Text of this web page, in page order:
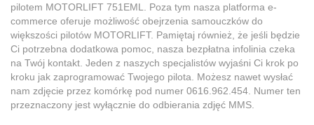
pilotem MOTORLIFT 751EML. Poza tym nasza platforma e-
commerce oferuje możliwość obejrzenia samouczków do
większości pilotów MOTORLIFT. Pamiętaj również, że jeśli będzie
Ci potrzebna dodatkowa pomoc, nasza bezpłatna infolinia czeka
na Twój kontakt. Jeden z naszych specjalistów wyjaśni Ci krok po
kroku jak zaprogramować Twojego pilota. Możesz nawet wysłać
nam zdjęcie przez komórkę pod numer 0616.962.454. Numer ten
przeznaczony jest wyłącznie do odbierania zdjęć MMS.